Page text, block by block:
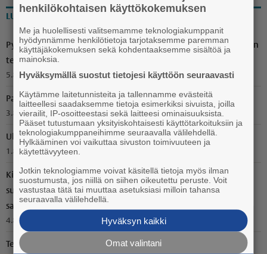
LUETUIMMAT
Pyöröpaalien suojamuovit oli revitty rikki Voitoisissa – Ilkivallan
tekijäksi paljastui suurpeto
5.8.2026 15.50
Paneliapäivä tuo yhteen nykyiset ja entiset kyläläiset
3.8.2026 10.15
Ulosajo Paneliassa
1.8.2026 9.50
Kiukais­lais­läh­töi­sestä Petra Nordlundista tuli toinen
suomalainen, joka on palkittu sarjakuva-alan Oscareissa –
sarjakuvista tuli leipätyö
4.8.2026 10.00
Tekstarit: "Bändillä ei ole ollut tarvetta varastaa keneltäkään"
henkilökohtaisen käyttökokemuksen
Me ja huolellisesti valitsemamme teknologiakumppanit
hyödynnämme henkilötietoja tarjotaksemme paremman
käyttäjäkokemuksen sekä kohdentaaksemme sisältöä ja
mainoksia.
Hyväksymällä suostut tietojesi käyttöön seuraavasti
Käytämme laitetunnisteita ja tallennamme evästeitä
laitteellesi saadaksemme tietoja esimerkiksi sivuista, joilla
vierailit, IP-osoitteestasi sekä laitteesi ominaisuuksista.
Pääset tutustumaan yksityiskohtaisesti käyttötarkoituksiin ja
teknologiakumppaneihimme seuraavalla välilehdellä.
Hylkääminen voi vaikuttaa sivuston toimivuuteen ja
käytettävyyteen.
Jotkin teknologiamme voivat käsitellä tietoja myös ilman
suostumusta, jos niillä on siihen oikeutettu peruste. Voit
vastustaa tätä tai muuttaa asetuksiasi milloin tahansa
seuraavalla välilehdellä.
Hyväksyn kaikki
Omat valintani